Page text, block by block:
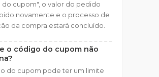
do cupom", o valor do pedido
novamente e o processo de
da compra estará concluído.
o código do cupom não
do cupom pode ter um limite